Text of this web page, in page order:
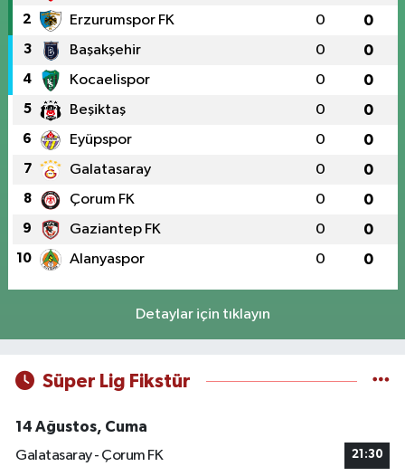
2 Erzurumspor FK 0 0
3 Başakşehir 0 0
4 Kocaelispor 0 0
5 Beşiktaş 0 0
6 Eyüpspor 0 0
7 Galatasaray 0 0
8 Çorum FK 0 0
9 Gaziantep FK 0 0
10 Alanyaspor 0 0
Detaylar için tıklayın
Süper Lig Fikstür
14 Ağustos, Cuma
Galatasaray - Çorum FK
21:30